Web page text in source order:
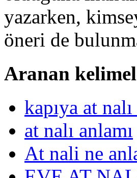
yazarken,
öneri de
Aranan
kapıya at
at nalı anlamı
At nali ne